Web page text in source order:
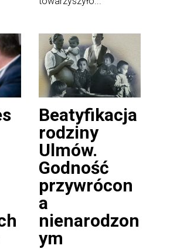
Beatyfikacja
rodziny
Ulmów.
Godność
przywrócon
a
nienarodzon
ym